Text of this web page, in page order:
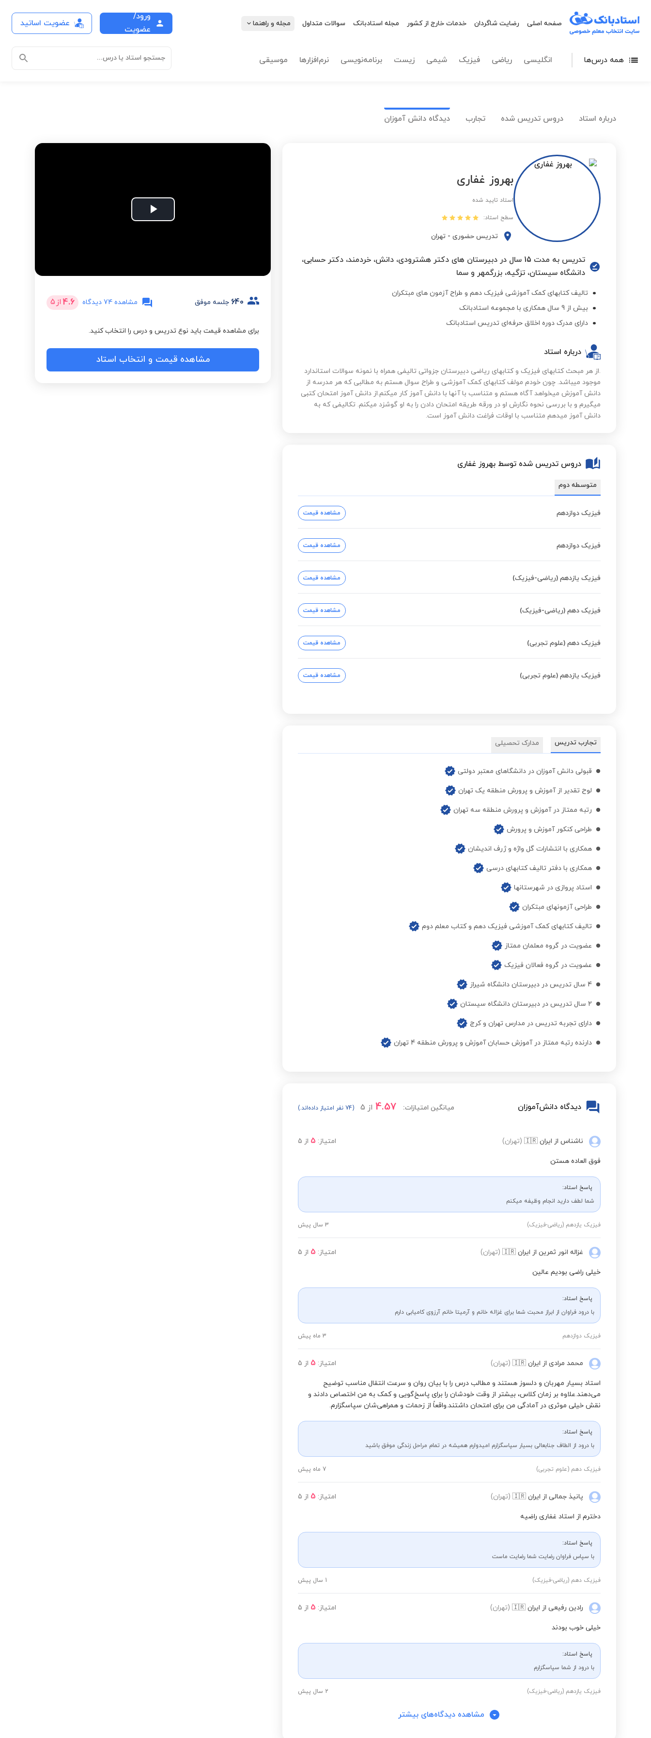
صفحه اصلی رضایت شاگردان خدمات خارج از کشور مجله استادبانک سوالات متداول مجله و راهنما
ورود/
عضویت
عضویت اساتید
همه درس‌ها انگلیسی ریاضی فیزیک شیمی زیست برنامه‌نویسی نرم‌افزارها موسیقی جستجو استاد یا درس...
درباره استاد دروس تدریس شده تجارب دیدگاه دانش آموزان
بهروز غفاری
استاد تایید شده
سطح استاد:
تدریس حضوری - تهران
تدریس به مدت 15 سال در دبیرستان های دکتر هشترودی، دانش، خردمند، دکتر حسابی،
دانشگاه سیستان، تزگیه، بزرگمهر و سما
تالیف کتابهای کمک آموزشی فیزیک دهم و طراح آزمون های مبتکران
بیش از 9 سال همکاری با مجموعه استادبانک
دارای مدرک دوره اخلاق حرفه‌ای تدریس استادبانک
درباره استاد
.از هر مبحث کتابهای فیزیک و کتابهای ریاضی دبیرستان جزواتی تالیفی همراه با نمونه سوالات استاندارد
موجود میباشد. چون خودم مولف کتابهای کمک آموزشی و طراح سوال هستم به مطالبی که هر مدرسه از
دانش آموزش میخواهد آگاه هستم و متناسب با آنها با دانش آموز کار میکنم.از دانش آموز امتحان کتبی
میگیرم و با بررسی نحوه نگارش او در ورقه طریقه امتحان دادن را به او گوشزد میکنم. تکالیفی که به
دانش آموز میدهم متناسب با اوقات فراغت دانش آموز است.
دروس تدریس شده توسط بهروز غفاری
متوسطه دوم
فیزیک دوازدهم مشاهده قیمت
فیزیک دوازدهم مشاهده قیمت
فیزیک یازدهم (ریاضی-فیزیک) مشاهده قیمت
فیزیک دهم (ریاضی-فیزیک) مشاهده قیمت
فیزیک دهم (علوم تجربی) مشاهده قیمت
فیزیک یازدهم (علوم تجربی) مشاهده قیمت
تجارب تدریس مدارک تحصیلی
قبولی دانش آموزان در دانشگاهای معتبر دولتی
لوح تقدیر از آموزش و پرورش منطقه یک تهران
رتبه ممتاز در آموزش و پرورش منطقه سه تهران
طراحی کنکور آموزش و پرورش
همکاری با انتشارات گل واژه و ژرف اندیشان
همکاری با دفتر تالیف کتابهای درسی
استاد پروازی در شهرستانها
طراحی آزمونهای مبتکران
تالیف کتابهای کمک آموزشی فیزیک دهم و کتاب معلم دوم
عضویت در گروه معلمان ممتاز
عضویت در گروه فعالان فیزیک
4 سال تدریس در دبیرستان دانشگاه شیراز
2 سال تدریس در دبیرستان دانشگاه سیستان
دارای تجربه تدریس در مدارس تهران و کرج
دارنده رتبه ممتاز در آموزش حسابان آموزش و پرورش منطقه 4 تهران
دیدگاه دانش‌آموزان میانگین امتیازات: 4.57 از 5 (74 نفر امتیاز داده‌اند.)
ناشناس از ایران 🇮🇷 (تهران) امتیاز: 5 از 5
فوق العاده هستن
پاسخ استاد:
شما لطف دارید انجام وظیفه میکنم
فیزیک یازدهم (ریاضی-فیزیک) 3 سال پیش
غزاله انور ثمرین از ایران 🇮🇷 (تهران) امتیاز: 5 از 5
خیلی راضی بودیم عالین
پاسخ استاد:
با درود فراوان از ابراز محبت شما برای غزاله خانم و آرمیتا خانم آرزوی کامیابی دارم
فیزیک دوازدهم 3 ماه پیش
محمد مرادی از ایران 🇮🇷 (تهران) امتیاز: 5 از 5
استاد بسیار مهربان و دلسوز هستند و مطالب درس را با بیان روان و سرعت انتقال مناسب توضیح
می‌دهند.علاوه بر زمان کلاس، بیشتر از وقت خودشان را برای پاسخ‌گویی و کمک به من اختصاص دادند و
نقش خیلی موثری در آمادگی من برای امتحان داشتند.واقعاً از زحمات و همراهی‌شان سپاسگزارم.
پاسخ استاد:
با درود از الطاف جنابعالی بسیار سپاسگزارم امیدوارم همیشه در تمام مراحل زندگی موفق باشید
فیزیک دهم (علوم تجربی) 7 ماه پیش
پانیذ جمالی از ایران 🇮🇷 (تهران) امتیاز: 5 از 5
دخترم از استاد غفاری راضیه
پاسخ استاد:
با سپاس فراوان رضایت شما رضایت ماست
فیزیک دهم (ریاضی-فیزیک) 1 سال پیش
رادین رفیعی از ایران 🇮🇷 (تهران) امتیاز: 5 از 5
خیلی خوب بودند
پاسخ استاد:
با درود از شما سپاسگزارم
فیزیک یازدهم (ریاضی-فیزیک) 2 سال پیش
مشاهده دیدگاه‌های بیشتر
Play
640 جلسه موفق مشاهده 74 دیدگاه 4.6 از5
برای مشاهده قیمت باید نوع تدریس و درس را انتخاب کنید.
مشاهده قیمت و انتخاب استاد